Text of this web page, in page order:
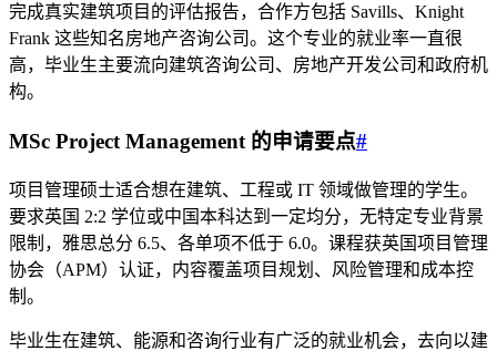
完成真实建筑项目的评估报告，合作方包括 Savills、Knight
Frank 这些知名房地产咨询公司。这个专业的就业率一直很
高，毕业生主要流向建筑咨询公司、房地产开发公司和政府机
构。
MSc Project Management 的申请要点#
项目管理硕士适合想在建筑、工程或 IT 领域做管理的学生。
要求英国 2:2 学位或中国本科达到一定均分，无特定专业背景
限制，雅思总分 6.5、各单项不低于 6.0。课程获英国项目管理
协会（APM）认证，内容覆盖项目规划、风险管理和成本控
制。
毕业生在建筑、能源和咨询行业有广泛的就业机会，去向以建